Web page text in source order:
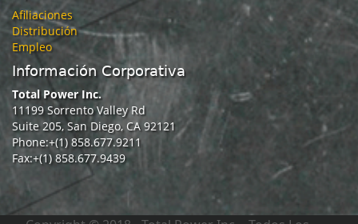
Afiliaciones
Distribución
Empleo
Información Corporativa
Total Power Inc.
11199 Sorrento Valley Rd
Suite 205, San Diego, CA 92121
Phone:+(1) 858.677.9211
Fax:+(1) 858.677.9439